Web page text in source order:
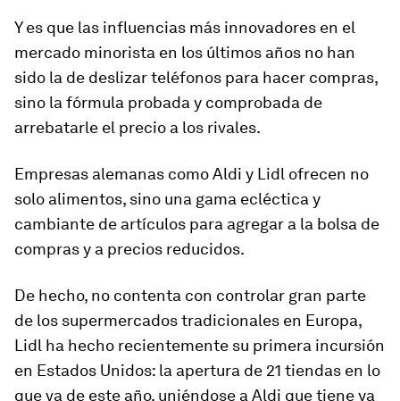
Y es que las influencias más innovadores en el
mercado minorista en los últimos años no han
sido la de deslizar teléfonos para hacer compras,
sino la fórmula probada y comprobada de
arrebatarle el precio a los rivales.
Empresas alemanas como Aldi y Lidl ofrecen no
solo alimentos, sino una gama ecléctica y
cambiante de artículos para agregar a la bolsa de
compras y a precios reducidos.
De hecho, no contenta con controlar gran parte
de los supermercados tradicionales en Europa,
Lidl ha hecho recientemente su primera incursión
en Estados Unidos: la apertura de 21 tiendas en lo
que va de este año, uniéndose a Aldi que tiene ya